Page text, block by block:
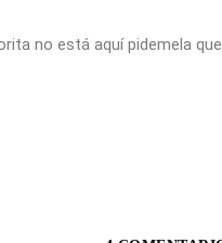
no está aquí pidemela